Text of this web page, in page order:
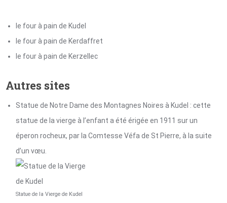
le four à pain de Kudel
le four à pain de Kerdaffret
le four à pain de Kerzellec
Autres sites
Statue de Notre Dame des Montagnes Noires à Kudel : cette
statue de la vierge à l’enfant a été érigée en 1911 sur un
éperon rocheux, par la Comtesse Véfa de St Pierre, à la suite
d’un vœu.
Statue de la Vierge de Kudel